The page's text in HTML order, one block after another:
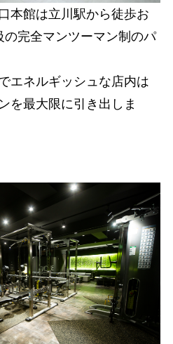
本館は立川駅から徒歩お
の完全マンツーマン制のパ
エネルギッシュな店内は
を最大限に引き出しま